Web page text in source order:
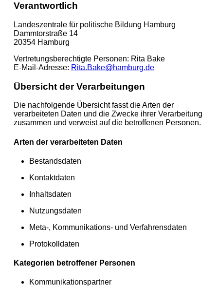
Verantwortlich
Landeszentrale für politische Bildung Hamburg
Dammtorstraße 14
20354 Hamburg
Vertretungsberechtigte Personen: Rita Bake
E-Mail-Adresse: Rita.Bake@hamburg.de
Übersicht der Verarbeitungen
Die nachfolgende Übersicht fasst die Arten der
verarbeiteten Daten und die Zwecke ihrer Verarbeitung
zusammen und verweist auf die betroffenen Personen.
Arten der verarbeiteten Daten
Bestandsdaten
Kontaktdaten
Inhaltsdaten
Nutzungsdaten
Meta-, Kommunikations- und Verfahrensdaten
Protokolldaten
Kategorien betroffener Personen
Kommunikationspartner